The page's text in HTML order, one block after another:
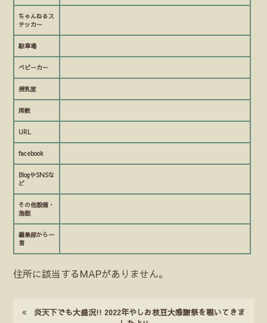
ちゃんねるス
テッカー
駐車場
ベビーカー
授乳室
席数
URL
facebook
BlogやSNSな
ど
その他設備・
施設
編集部から一
言
住所に該当するMAPがありません。
炎天下でも大盛況!! 2022年やしお枝豆大感謝祭を覗いてきま